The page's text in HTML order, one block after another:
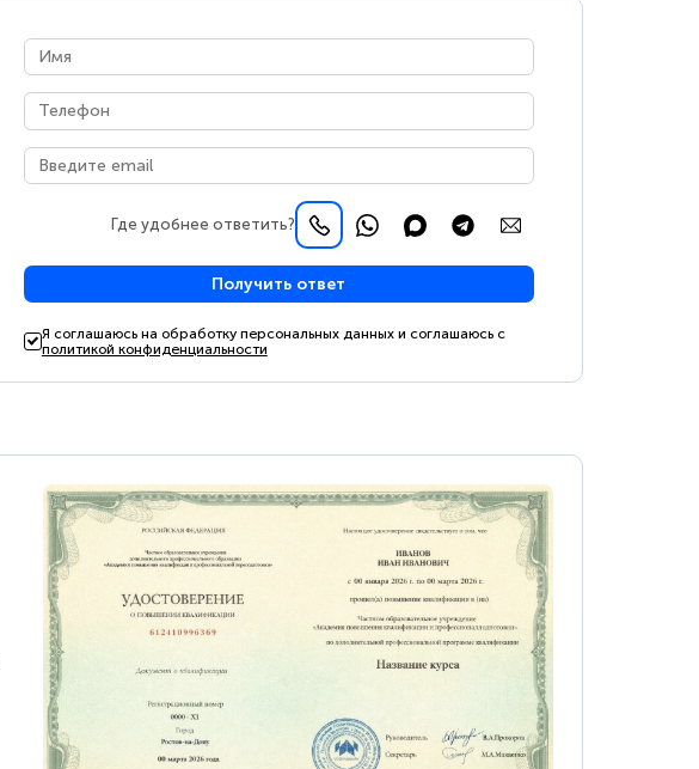
Где удобнее ответить?
Получить ответ
Я соглашаюсь на обработку персональных данных и соглашаюсь с
политикой конфиденциальности